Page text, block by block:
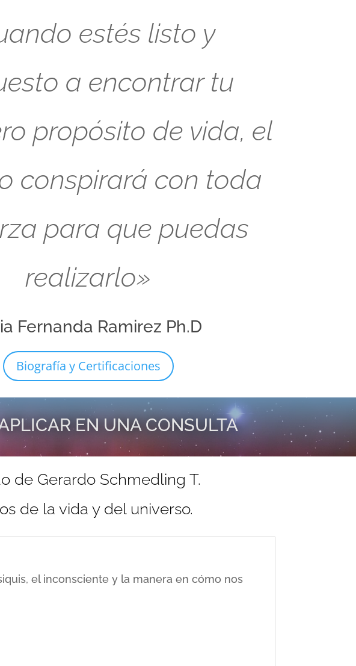
estés listo y
a encontrar tu
propósito de vida, el
conspirará con toda
para que puedas
realizarlo»
Fernanda Ramirez Ph.D
Biografía y Certificaciones
EN UNA CONSULTA
de Gerardo Schmedling T.
de la vida y del universo.
el inconsciente y la manera en cómo nos